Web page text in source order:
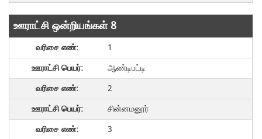
ஊராட்சி ஒன்றியங்கள் 8
1
ஆண்டிபட்டி
2
சின்னமனூர்
3